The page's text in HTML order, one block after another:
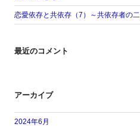
恋愛依存と共依存（7）～共依存者の
最近のコメント
アーカイブ
2024年6月